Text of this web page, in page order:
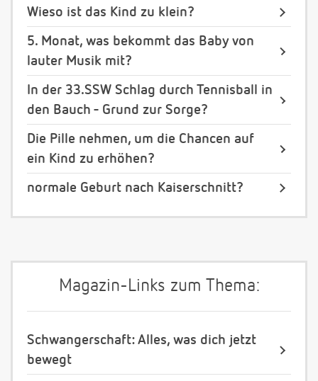
Wieso ist das Kind zu klein?
5. Monat, was bekommt das Baby von
lauter Musik mit?
In der 33.SSW Schlag durch Tennisball in
den Bauch - Grund zur Sorge?
Die Pille nehmen, um die Chancen auf
ein Kind zu erhöhen?
normale Geburt nach Kaiserschnitt?
Magazin-Links zum Thema:
Schwangerschaft: Alles, was dich jetzt
bewegt